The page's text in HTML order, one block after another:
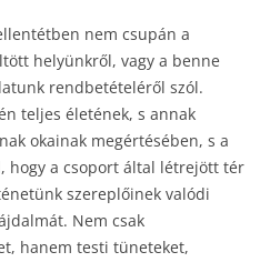
nem csupán a
helyünkről, vagy a benne
rendbetételéről szól.
teljes életének, s annak
okainak megértésében, s a
hogy a csoport által létrejött tér
szereplőinek valódi
Nem csak
hanem testi tüneteket,